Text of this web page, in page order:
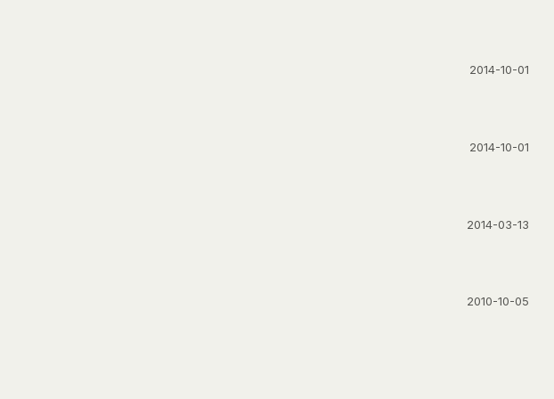
2014-10-01
2014-10-01
2014-03-13
2010-10-05